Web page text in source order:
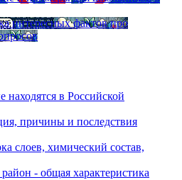
интересных фактов про
находятся в Российской
причины и последствия
слоев, химический состав,
- общая характеристика